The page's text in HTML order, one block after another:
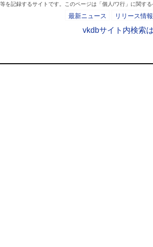
記録するサイトです。このページは「個人/ワ行」に関する
最新ニュース リリース情報
vkdbサイト内検索